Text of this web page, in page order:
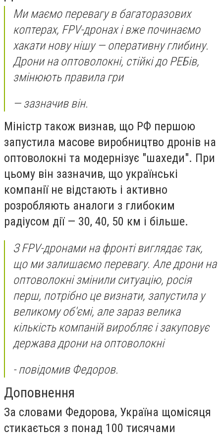
Ми маємо перевагу в багаторазових
коптерах, FPV-дронах і вже починаємо
хакати нову нішу — оперативну глибину.
Дрони на оптоволокні, стійкі до РЕБів,
змінюють правила гри
— зазначив він.
Міністр також визнав, що РФ першою
запустила масове виробництво дронів на
оптоволокні та модернізує "шахеди". При
цьому він зазначив, що українські
компанії не відстають і активно
розробляють аналоги з глибоким
радіусом дії — 30, 40, 50 км і більше.
З FPV-дронами на фронті виглядає так,
що ми залишаємо перевагу. Але дрони на
оптоволокні змінили ситуацію, росія
перш, потрібно це визнати, запустила у
великому об'ємі, але зараз велика
кількість компаній виробляє і закуповує
держава дрони на оптоволокні
- повідомив Федоров.
Доповнення
За словами Федорова, Україна щомісяця
стикається з понад 100 тисячами